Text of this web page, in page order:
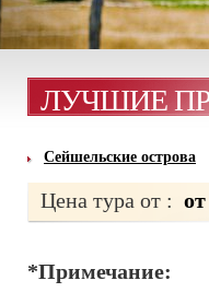
ЛУЧШИЕ
Сейшельские острова
Цена тура от :
*Примечание: